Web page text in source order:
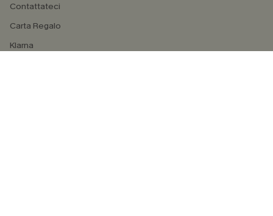
Contattateci
Carta Regalo
Klarna